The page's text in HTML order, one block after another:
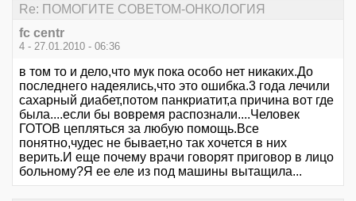
Re: ПОМОГИТЕ СОВЕТОМ-ОНКОЛОГИЯ
fc centr
4 - 27.01.2010 - 06:36
в том то и дело,что мук пока особо нет никаких.До
последнего надеялись,что это ошибка.3 года лечили
сахарный диабет,потом панкриатит,а причина вот где
была....если бы вовремя распознали....Человек
ГОТОВ цепляться за любую помощь.Все
понятно,чудес не бывает,но так хочется в них
верить.И еще почему врачи говорят приговор в лицо
больному?Я ее еле из под машины вытащила...